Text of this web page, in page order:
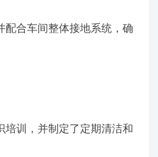
配合车间整体接地系统，确
培训，并制定了定期清洁和